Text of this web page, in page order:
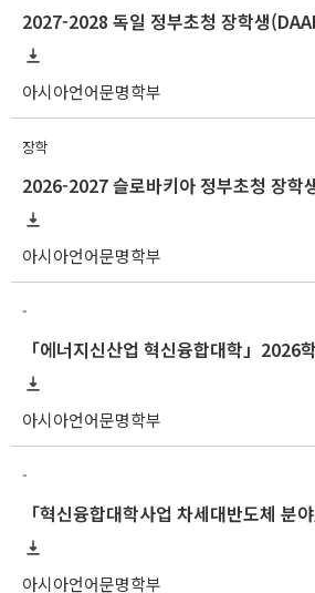
2027-2028 독일 정부초청 장학생
아시아언어문명학부
장학
2026-2027 슬로바키아 정부초청 장학
아시아언어문명학부
-
아시아언어문명학부
-
아시아언어문명학부